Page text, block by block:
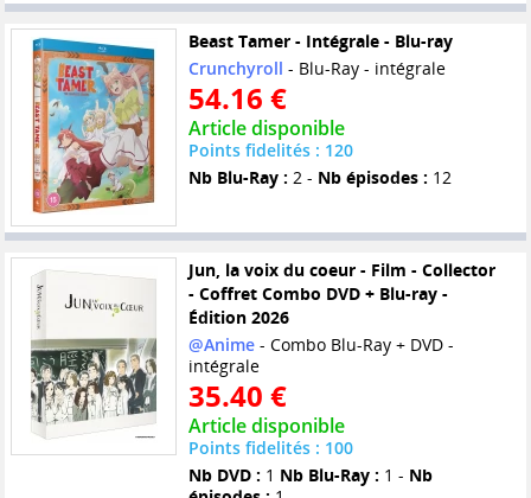
Beast Tamer - Intégrale - Blu-ray
Crunchyroll - Blu-Ray - intégrale
54.16 €
Article disponible
Points fidelités : 120
Nb Blu-Ray : 2 - Nb épisodes : 12
Jun, la voix du coeur - Film - Collector
- Coffret Combo DVD + Blu-ray -
Édition 2026
@Anime- Combo Blu-Ray + DVD -
intégrale
35.40 €
Article disponible
Points fidelités : 100
Nb DVD : 1 Nb Blu-Ray : 1 - Nb